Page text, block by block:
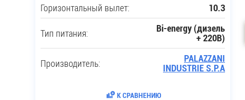
Горизонтальный вылет: 10.3
Тип питания:
Bi-energy (дизель
+ 220В)
Производитель:
PALAZZANI
INDUSTRIE S.P.A
К СРАВНЕНИЮ